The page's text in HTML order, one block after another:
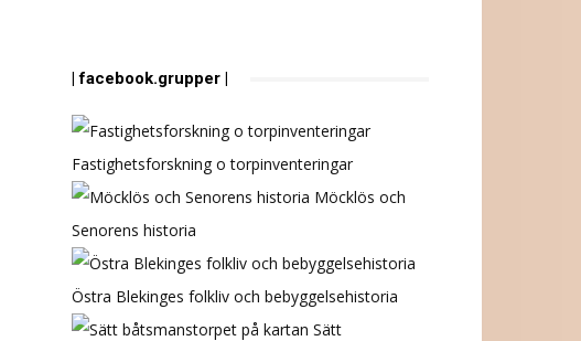
| facebook.grupper |
Fastighetsforskning o torpinventeringar
Möcklös och
Senorens historia
Östra Blekinges folkliv och bebyggelsehistoria
Sätt